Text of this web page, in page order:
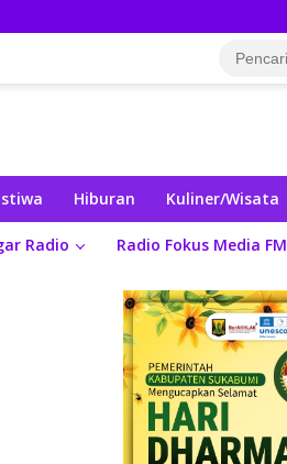
Hiburan Kuliner/Wisata
Radio Radio Fokus Media FM